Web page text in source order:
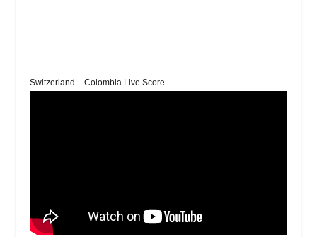
Switzerland – Colombia Live Score